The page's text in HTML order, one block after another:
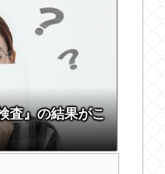
査』の結果がこ